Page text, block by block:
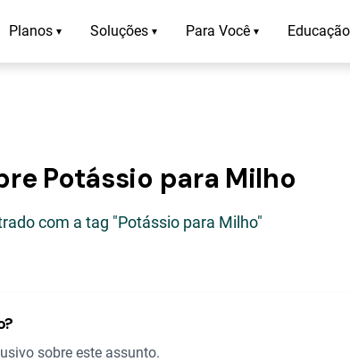
Planos ▾ Soluções ▾ Para Você ▾ Educação
Potássio para Milho
com a tag "Potássio para Milho"
sobre este assunto.